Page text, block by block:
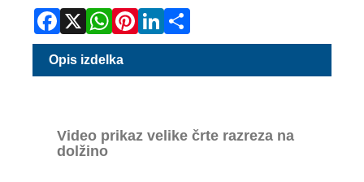
Opis izdelka
Video prikaz velike črte razreza na
dolžino